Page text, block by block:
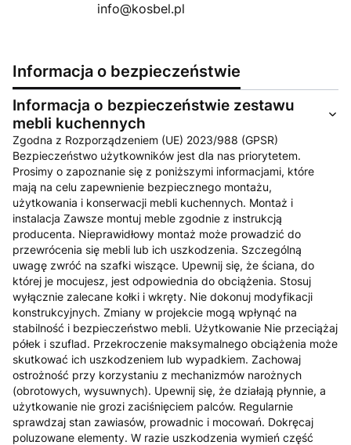
info@kosbel.pl
Informacja o bezpieczeństwie
Informacja o bezpieczeństwie zestawu
mebli kuchennych
Zgodna z Rozporządzeniem (UE) 2023/988 (GPSR)
Bezpieczeństwo użytkowników jest dla nas priorytetem.
Prosimy o zapoznanie się z poniższymi informacjami, które
mają na celu zapewnienie bezpiecznego montażu,
użytkowania i konserwacji mebli kuchennych. Montaż i
instalacja Zawsze montuj meble zgodnie z instrukcją
producenta. Nieprawidłowy montaż może prowadzić do
przewrócenia się mebli lub ich uszkodzenia. Szczególną
uwagę zwróć na szafki wiszące. Upewnij się, że ściana, do
której je mocujesz, jest odpowiednia do obciążenia. Stosuj
wyłącznie zalecane kołki i wkręty. Nie dokonuj modyfikacji
konstrukcyjnych. Zmiany w projekcie mogą wpłynąć na
stabilność i bezpieczeństwo mebli. Użytkowanie Nie przeciążaj
półek i szuflad. Przekroczenie maksymalnego obciążenia może
skutkować ich uszkodzeniem lub wypadkiem. Zachowaj
ostrożność przy korzystaniu z mechanizmów narożnych
(obrotowych, wysuwnych). Upewnij się, że działają płynnie, a
użytkowanie nie grozi zaciśnięciem palców. Regularnie
sprawdzaj stan zawiasów, prowadnic i mocowań. Dokręcaj
poluzowane elementy. W razie uszkodzenia wymień część